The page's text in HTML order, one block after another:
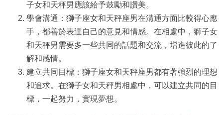
子女和天秤男應該給予鼓勵和讚美。
學會溝通：獅子座女和天秤座男在溝通方面比較得心應
手，都善於表達自己的意見和情感。在相處中，獅子女
和天秤男需要多一些共同的話題和交流，增進彼此的了
解和感情。
建立共同目標：獅子座女和天秤座男都有著強烈的理想
和追求。在獅子女和天秤男相處中，可以建立共同的目
標，一起努力，實現夢想。